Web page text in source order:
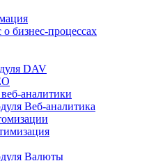
бизнес-процессах
DAV
аналитики
Веб-аналитика
Валюты